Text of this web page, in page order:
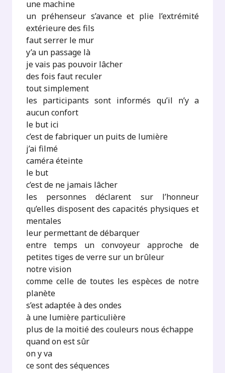
une machine
un préhenseur s’avance et plie l’extrémité
extérieure des fils
faut serrer le mur
y’a un passage là
je vais pas pouvoir lâcher
des fois faut reculer
tout simplement
les participants sont informés qu’il n’y a
aucun confort
le but ici
c’est de fabriquer un puits de lumière
j’ai filmé
caméra éteinte
le but
c’est de ne jamais lâcher
les personnes déclarent sur l’honneur
qu’elles disposent des capacités physiques et
mentales
leur permettant de débarquer
entre temps un convoyeur approche de
petites tiges de verre sur un brûleur
notre vision
comme celle de toutes les espèces de notre
planète
s’est adaptée à des ondes
à une lumière particulière
plus de la moitié des couleurs nous échappe
quand on est sûr
on y va
ce sont des séquences